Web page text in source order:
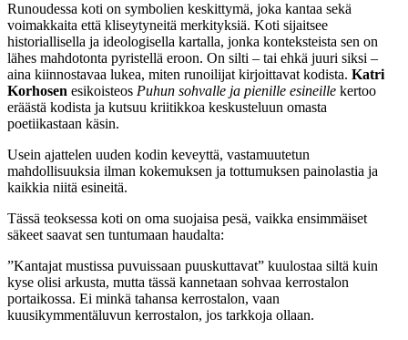
Runoudessa koti on symbolien keskittymä, joka kantaa sekä
voimakkaita että kliseytyneitä merkityksiä. Koti sijaitsee
historiallisella ja ideologisella kartalla, jonka konteksteista sen on
lähes mahdotonta pyristellä eroon. On silti – tai ehkä juuri siksi –
aina kiinnostavaa lukea, miten runoilijat kirjoittavat kodista. Katri
Korhosen esikoisteos Puhun sohvalle ja pienille esineille kertoo
eräästä kodista ja kutsuu kriitikkoa keskusteluun omasta
poetiikastaan käsin.
Usein ajattelen uuden kodin keveyttä, vastamuutetun
mahdollisuuksia ilman kokemuksen ja tottumuksen painolastia ja
kaikkia niitä esineitä.
Tässä teoksessa koti on oma suojaisa pesä, vaikka ensimmäiset
säkeet saavat sen tuntumaan haudalta:
”Kantajat mustissa puvuissaan puuskuttavat” kuulostaa siltä kuin
kyse olisi arkusta, mutta tässä kannetaan sohvaa kerrostalon
portaikossa. Ei minkä tahansa kerrostalon, vaan
kuusikymmentäluvun kerrostalon, jos tarkkoja ollaan.